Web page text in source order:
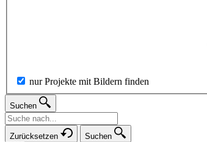
nur Projekte mit Bildern finden
Suchen
Zurücksetzen Suchen